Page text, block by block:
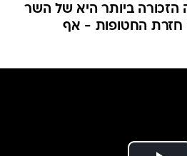
הזכורה ביותר היא של השר
חזרת החטופות - אף